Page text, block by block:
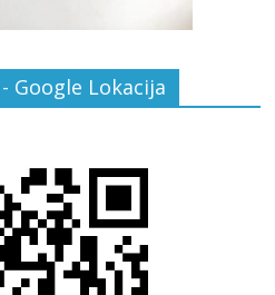
Google Lokacija